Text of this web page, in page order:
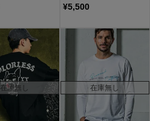
¥5,500
在庫無し 在庫無し